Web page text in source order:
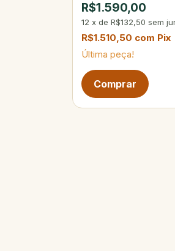
R$1.590,00
12 x de R$132,50 sem
R$1.510,50 com Pix
Última peça!